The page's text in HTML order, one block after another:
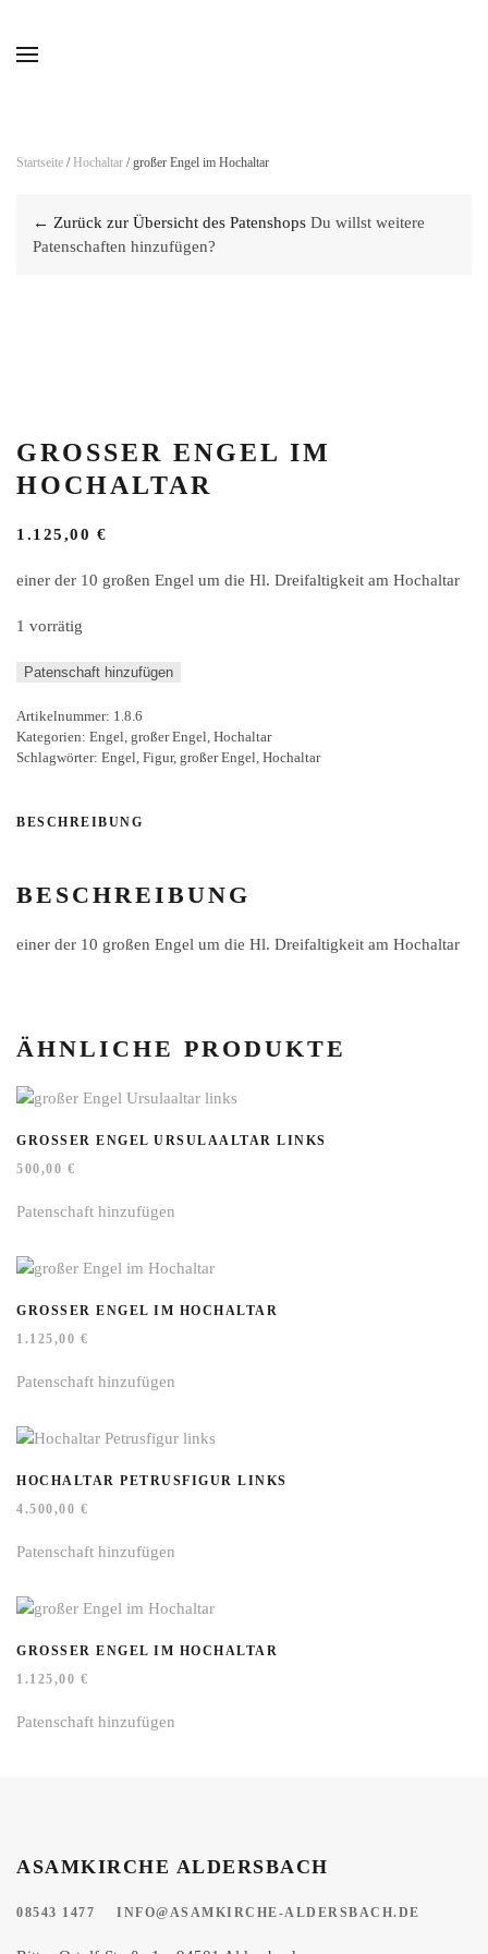
Startseite / Hochaltar / großer Engel im Hochaltar
← Zurück zur Übersicht des Patenshops Du willst weitere
Patenschaften hinzufügen?
GROSSER ENGEL IM H
OCHALTAR
1.125,00 €
einer der 10 großen Engel um die Hl. Dreifaltigkeit am Hochaltar
1 vorrätig
großer
im
Hochaltar
Menge
Patenschaft hinzufügen
Artikelnummer: 1.8.6
Kategorien: Engel, großer Engel, Hochaltar
Schlagwörter: Engel, Figur, großer Engel, Hochaltar
BESCHREIBUNG
BESCHREIBUNG
einer der 10 großen Engel um die Hl. Dreifaltigkeit am Hochaltar
ÄHNLICHE PRODUKTE
GROSSER ENGEL URSULAALTAR LINKS
500,00 €
Patenschaft hinzufügen
GROSSER ENGEL IM HOCHALTAR
1.125,00 €
Patenschaft hinzufügen
HOCHALTAR PETRUSFIGUR LINKS
4.500,00 €
Patenschaft hinzufügen
GROSSER ENGEL IM HOCHALTAR
1.125,00 €
Patenschaft hinzufügen
ASAMKIRCHE ALDERSBACH
08543 1477 INFO@ASAMKIRCHE-ALDERSBACH.DE